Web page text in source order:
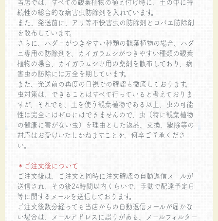
当店では、すべての観葉植物の植え付け時に、土の中に持
続性の総合的な病害虫防除剤を入れています。
また、発送前に、アリ等不快害虫の防除剤とコバエ防除剤
を散布しています。
さらに、ハダニがつきやすい種類の観葉植物の場合、ハダ
ニ専用の防除剤を、カイガラムシがつきやすい種類の観葉
植物の場合、カイガラムシ専用の薬剤を散布しており、病
害虫の防除には万全を期しています。
また、発送前の再度の目視での確認も徹底しております。
虫対策は、できることはすべて行っていると考えておりま
すが、それでも、土を使う観葉植物である以上、虫の可能
性は完全にはゼロにはできませんので、虫（特に観葉植物
の健康に害がない虫）を理由とした返品、交換、駆除等の
対応はお受けいたしかねますことを、何卒ご了承くださ
い。
＊ご注文後について
ご注文後は、ご注文と同時に注文確認の自動返信メールが
送信され、その後24時間以内くらいで、手動で配達予定日
等に関するメールを送信しております。
ご注文後数分経っても当店からの自動返信メールが届かな
い場合は、メールアドレスに誤りがある、メールフィルター